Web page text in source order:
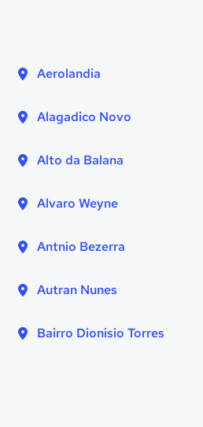
Aerolandia
Alagadico Novo
Alto da Balana
Alvaro Weyne
Antnio Bezerra
Autran Nunes
Bairro Dionisio Torres